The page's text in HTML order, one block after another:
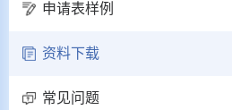
申请表样例
资料下载
常见问题